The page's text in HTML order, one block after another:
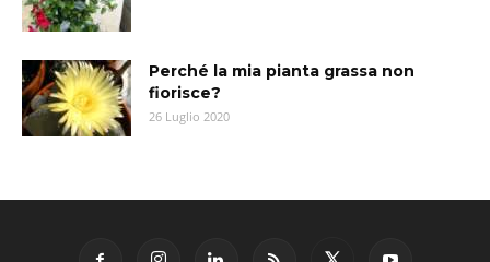
Perché la mia pianta grassa non
fiorisce?
26 Luglio 2020